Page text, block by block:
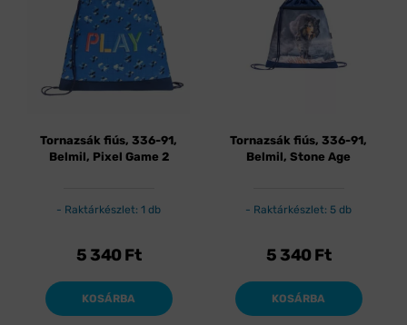
Tornazsák fiús, 336-91,
Belmil, Pixel Game 2
Raktárkészlet: 1 db
5 340 Ft
KOSÁRBA
Tornazsák fiús, 336-91,
Belmil, Stone Age
Raktárkészlet: 5 db
5 340 Ft
KOSÁRBA